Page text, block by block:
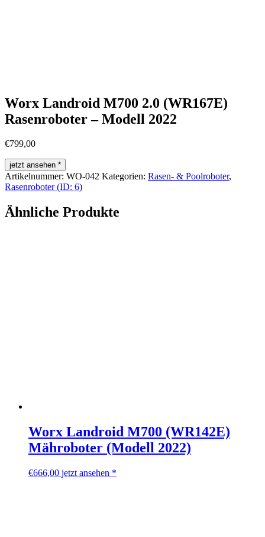
Worx Landroid M700 2.0 (WR167E)
Rasenroboter – Modell 2022
€799,00
jetzt ansehen *
Artikelnummer: WO-042 Kategorien: Rasen- & Poolroboter,
Rasenroboter (ID: 6)
Ähnliche Produkte
Worx Landroid M700 (WR142E)
Mähroboter (Modell 2022)
€666,00 jetzt ansehen *